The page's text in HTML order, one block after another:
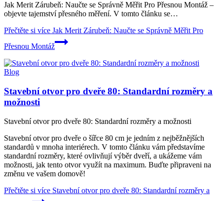
Jak Merit Zárubeň: Naučte se Správně Měřit Pro Přesnou Montáž –
objevte tajemství přesného měření. V tomto článku se…
Přečtěte si více Jak Merit Zárubeň: Naučte se Správně Měřit Pro
Přesnou Montáž
Blog
Stavební otvor pro dveře 80: Standardní rozměry a
možnosti
Stavební otvor pro dveře 80: Standardní rozměry a možnosti
Stavební otvor pro dveře o šířce 80 cm je jedním z nejběžnějších
standardů v mnoha interiérech. V tomto článku vám představíme
standardní rozměry, které ovlivňují výběr dveří, a ukážeme vám
možnosti, jak tento otvor využít na maximum. Buďte připraveni na
změnu ve vašem domově!
Přečtěte si více Stavební otvor pro dveře 80: Standardní rozměry a